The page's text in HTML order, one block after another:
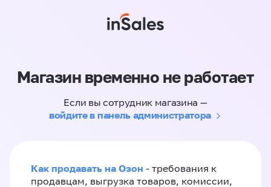
Магазин временно не работает
Если вы сотрудник магазина —
войдите в панель администратора
Как продавать на Озон - требования к
продавцам, выгрузка товаров, комиссии,